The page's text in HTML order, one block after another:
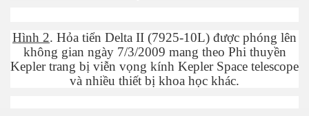
Hình 2. Hỏa tiển Delta II (7925-10L) được phóng lên
không gian ngày 7/3/2009 mang theo Phi thuyền
Kepler trang bị viễn vọng kính Kepler Space telescope
và nhiều thiết bị khoa học khác.